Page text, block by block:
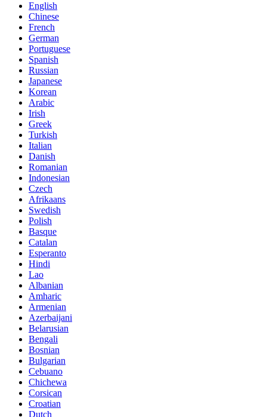
English
Chinese
French
German
Portuguese
Spanish
Russian
Japanese
Korean
Arabic
Irish
Greek
Turkish
Italian
Danish
Romanian
Indonesian
Czech
Afrikaans
Swedish
Polish
Basque
Catalan
Esperanto
Hindi
Lao
Albanian
Amharic
Armenian
Azerbaijani
Belarusian
Bengali
Bosnian
Bulgarian
Cebuano
Chichewa
Corsican
Croatian
Dutch